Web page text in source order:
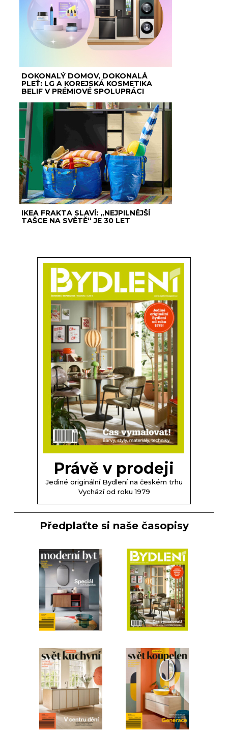
DOKONALÝ DOMOV, DOKONALÁ
PLEŤ: LG A KOREJSKÁ KOSMETIKA
BELIF V PRÉMIOVÉ SPOLUPRÁCI
IKEA FRAKTA SLAVÍ: „NEJPILNĚJŠÍ
TAŠCE NA SVĚTĚ“ JE 30 LET
Právě v prodeji
Jediné originální Bydlení na českém trhu
Vychází od roku 1979
Předplaťte si naše časopisy